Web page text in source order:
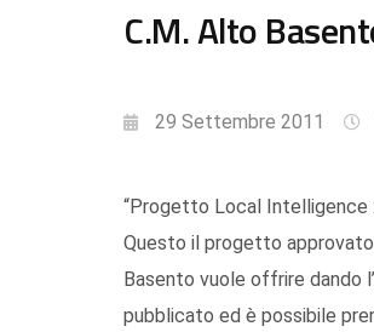
C.M. Alto
29 Settembre 2011
“Progetto Local Intelligence
Questo il progetto
Basento vuole offrire dando
pubblicato ed è possibile